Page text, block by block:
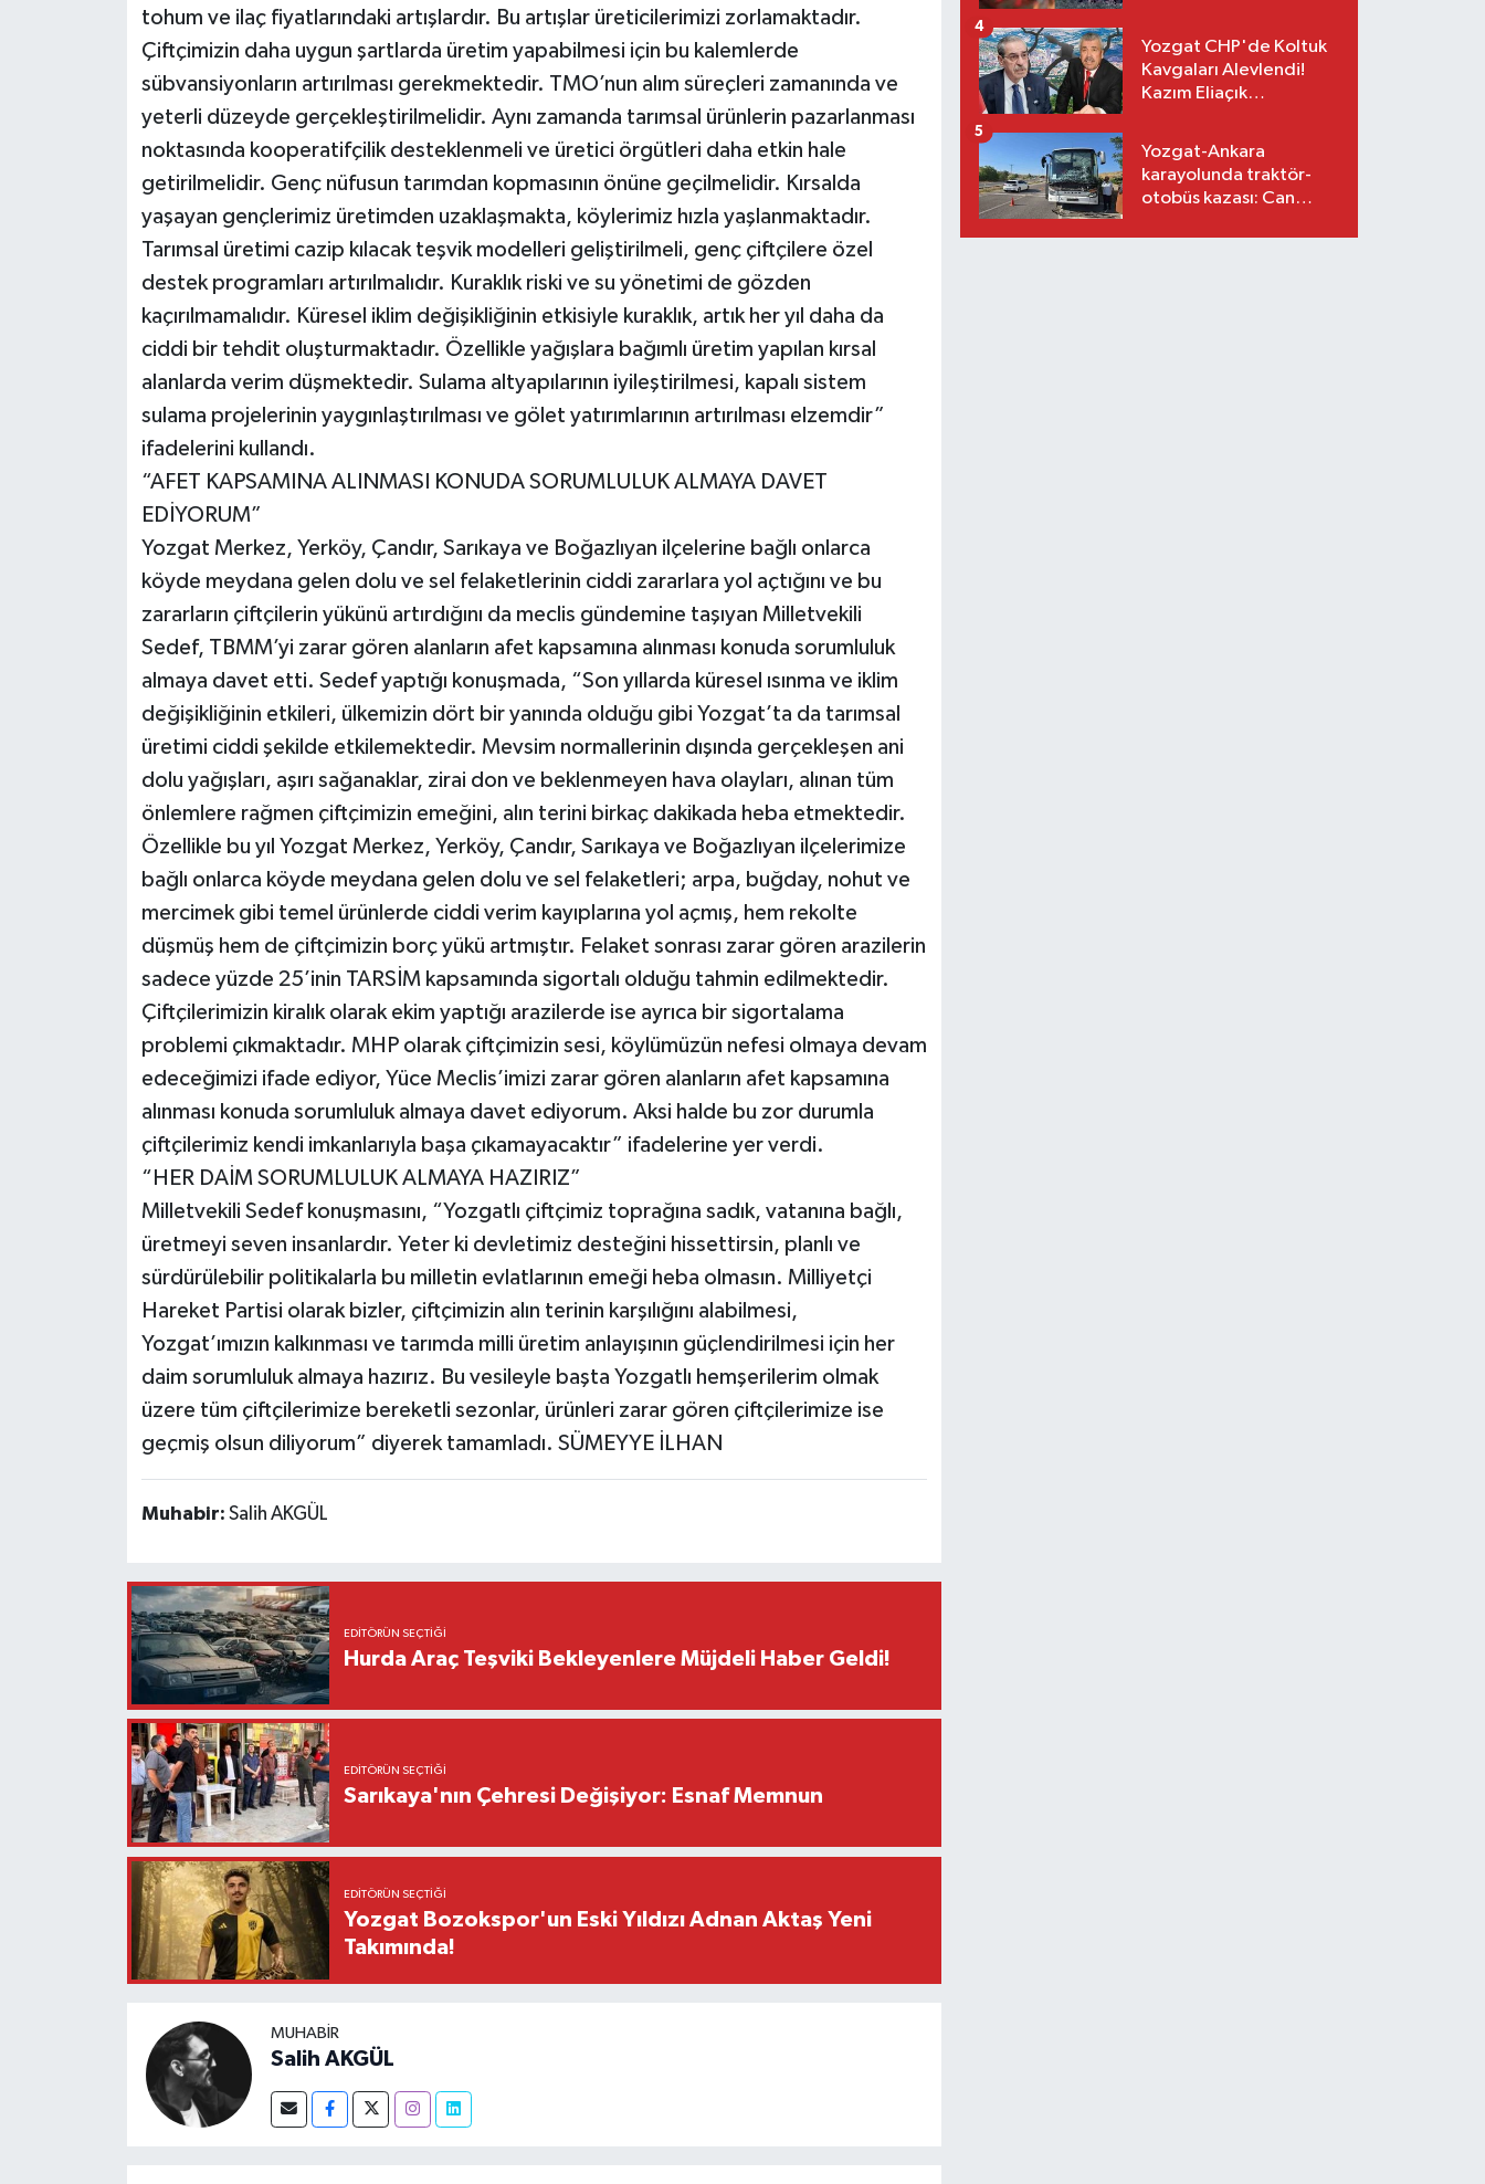
tohum ve ilaç fiyatlarındaki artışlardır. Bu artışlar üreticilerimizi zorlamaktadır.
Çiftçimizin daha uygun şartlarda üretim yapabilmesi için bu kalemlerde
sübvansiyonların artırılması gerekmektedir. TMO’nun alım süreçleri zamanında ve
yeterli düzeyde gerçekleştirilmelidir. Aynı zamanda tarımsal ürünlerin pazarlanması
noktasında kooperatifçilik desteklenmeli ve üretici örgütleri daha etkin hale
getirilmelidir. Genç nüfusun tarımdan kopmasının önüne geçilmelidir. Kırsalda
yaşayan gençlerimiz üretimden uzaklaşmakta, köylerimiz hızla yaşlanmaktadır.
Tarımsal üretimi cazip kılacak teşvik modelleri geliştirilmeli, genç çiftçilere özel
destek programları artırılmalıdır. Kuraklık riski ve su yönetimi de gözden
kaçırılmamalıdır. Küresel iklim değişikliğinin etkisiyle kuraklık, artık her yıl daha da
ciddi bir tehdit oluşturmaktadır. Özellikle yağışlara bağımlı üretim yapılan kırsal
alanlarda verim düşmektedir. Sulama altyapılarının iyileştirilmesi, kapalı sistem
sulama projelerinin yaygınlaştırılması ve gölet yatırımlarının artırılması elzemdir”
ifadelerini kullandı.
“AFET KAPSAMINA ALINMASI KONUDA SORUMLULUK ALMAYA DAVET
EDİYORUM”
Yozgat Merkez, Yerköy, Çandır, Sarıkaya ve Boğazlıyan ilçelerine bağlı onlarca
köyde meydana gelen dolu ve sel felaketlerinin ciddi zararlara yol açtığını ve bu
zararların çiftçilerin yükünü artırdığını da meclis gündemine taşıyan Milletvekili
Sedef, TBMM’yi zarar gören alanların afet kapsamına alınması konuda sorumluluk
almaya davet etti. Sedef yaptığı konuşmada, “Son yıllarda küresel ısınma ve iklim
değişikliğinin etkileri, ülkemizin dört bir yanında olduğu gibi Yozgat’ta da tarımsal
üretimi ciddi şekilde etkilemektedir. Mevsim normallerinin dışında gerçekleşen ani
dolu yağışları, aşırı sağanaklar, zirai don ve beklenmeyen hava olayları, alınan tüm
önlemlere rağmen çiftçimizin emeğini, alın terini birkaç dakikada heba etmektedir.
Özellikle bu yıl Yozgat Merkez, Yerköy, Çandır, Sarıkaya ve Boğazlıyan ilçelerimize
bağlı onlarca köyde meydana gelen dolu ve sel felaketleri; arpa, buğday, nohut ve
mercimek gibi temel ürünlerde ciddi verim kayıplarına yol açmış, hem rekolte
düşmüş hem de çiftçimizin borç yükü artmıştır. Felaket sonrası zarar gören arazilerin
sadece yüzde 25’inin TARSİM kapsamında sigortalı olduğu tahmin edilmektedir.
Çiftçilerimizin kiralık olarak ekim yaptığı arazilerde ise ayrıca bir sigortalama
problemi çıkmaktadır. MHP olarak çiftçimizin sesi, köylümüzün nefesi olmaya devam
edeceğimizi ifade ediyor, Yüce Meclis’imizi zarar gören alanların afet kapsamına
alınması konuda sorumluluk almaya davet ediyorum. Aksi halde bu zor durumla
çiftçilerimiz kendi imkanlarıyla başa çıkamayacaktır” ifadelerine yer verdi.
“HER DAİM SORUMLULUK ALMAYA HAZIRIZ”
Milletvekili Sedef konuşmasını, “Yozgatlı çiftçimiz toprağına sadık, vatanına bağlı,
üretmeyi seven insanlardır. Yeter ki devletimiz desteğini hissettirsin, planlı ve
sürdürülebilir politikalarla bu milletin evlatlarının emeği heba olmasın. Milliyetçi
Hareket Partisi olarak bizler, çiftçimizin alın terinin karşılığını alabilmesi,
Yozgat’ımızın kalkınması ve tarımda milli üretim anlayışının güçlendirilmesi için her
daim sorumluluk almaya hazırız. Bu vesileyle başta Yozgatlı hemşerilerim olmak
üzere tüm çiftçilerimize bereketli sezonlar, ürünleri zarar gören çiftçilerimize ise
geçmiş olsun diliyorum” diyerek tamamladı. SÜMEYYE İLHAN
Muhabir: Salih AKGÜL
EDITÖRÜN SEÇTIĞI
Hurda Araç Teşviki Bekleyenlere Müjdeli Haber Geldi!
EDITÖRÜN SEÇTIĞI
Sarıkaya'nın Çehresi Değişiyor: Esnaf Memnun
EDITÖRÜN SEÇTIĞI
Yozgat Bozokspor'un Eski Yıldızı Adnan Aktaş Yeni
Takımında!
MUHABIR
Salih AKGÜL
Yozgat CHP'de Koltuk
Kavgaları Alevlendi!
Kazım Eliaçık
4
Yozgat-Ankara
karayolunda traktör-
otobüs kazası: Can
5